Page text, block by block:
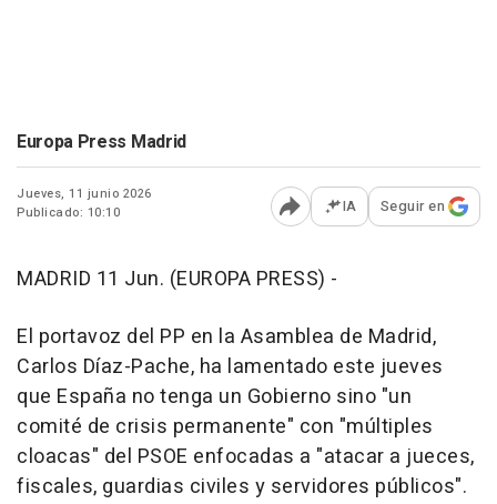
Europa Press Madrid
Jueves, 11 junio 2026
Publicado: 10:10
Abrir opciones para
IA Seguir en
MADRID 11 Jun. (EUROPA PRESS) -
El portavoz del PP en la Asamblea de Madrid,
Carlos Díaz-Pache, ha lamentado este jueves
que España no tenga un Gobierno sino "un
comité de crisis permanente" con "múltiples
cloacas" del PSOE enfocadas a "atacar a jueces,
fiscales, guardias civiles y servidores públicos".